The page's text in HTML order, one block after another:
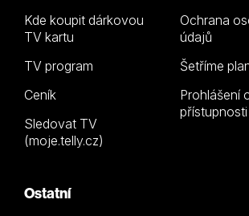
Kde koupit dárkovou
TV kartu
TV program
Ceník
Sledovat TV
(moje.telly.cz)
Ochrana
údajů
Šetříme
Prohlášení
přístupnosti
Ostatní